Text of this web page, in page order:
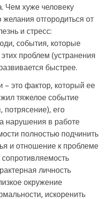
Чем хуже человеку
отгородиться от
и стресс:
события, которые
проблем (устранения
быстрее.
– это фактор, который ее
тяжелое событие
потрясение), его
нарушения в работе
полностью подчинить
и отношение к проблеме
личность
окружение
искоренить